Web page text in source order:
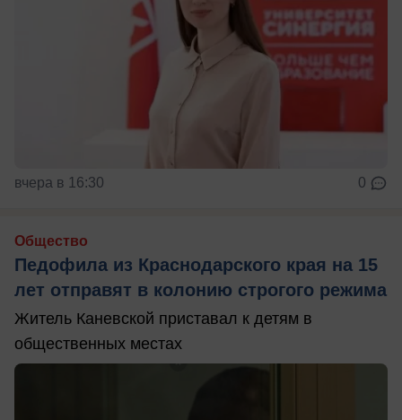
вчера в 16:30 0
Общество
Педофила из Краснодарского края на 15
лет отправят в колонию строгого режима
Житель Каневской приставал к детям в
общественных местах